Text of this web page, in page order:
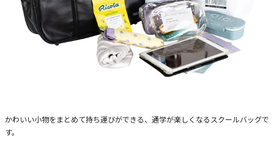
かわいい小物をまとめて持ち運びができる、通学が楽しくなるスクールバッグで
す。